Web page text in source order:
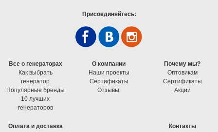
Присоединяйтесь:
Все о генераторах
Как выбрать
генератор
Популярные бренды
10 лучших
генераторов
О компании
Наши проекты
Cертификаты
Отзывы
Почему мы?
Оптовикам
Cертификаты
Акции
Оплата и доставка
Контакты